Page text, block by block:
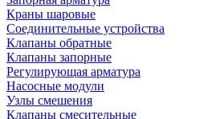
Краны шаровые
Соединительные устройства
Клапаны обратные
Клапаны запорные
Регулирующая арматура
Насосные модули
Узлы смешения
Клапаны смесительные